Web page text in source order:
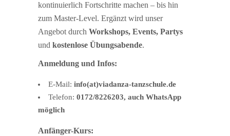
kontinuierlich Fortschritte machen – bis hin
zum Master-Level. Ergänzt wird unser
Angebot durch Workshops, Events, Partys
und kostenlose Übungsabende.
Anmeldung und Infos:
E-Mail: info(at)viadanza-tanzschule.de
Telefon: 0172/8226203, auch WhatsApp
möglich
Anfänger-Kurs: